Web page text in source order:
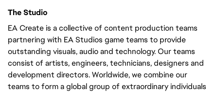
The Studio
EA Create is a collective of content production teams
partnering with EA Studios game teams to provide
outstanding visuals, audio and technology. Our teams
consist of artists, engineers, technicians, designers and
development directors. Worldwide, we combine our
teams to form a global group of extraordinary individuals